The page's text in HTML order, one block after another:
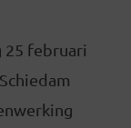
25 februari